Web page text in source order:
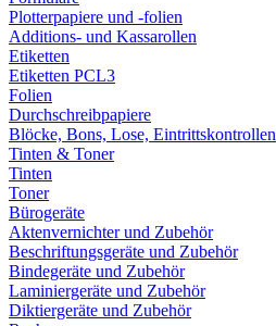
Plotterpapiere und -folien
Additions- und Kassarollen
Etiketten
Etiketten PCL3
Folien
Durchschreibpapiere
Blöcke, Bons, Lose, Eintrittskontrollen
Tinten & Toner
Tinten
Toner
Bürogeräte
Aktenvernichter und Zubehör
Beschriftungsgeräte und Zubehör
Bindegeräte und Zubehör
Laminiergeräte und Zubehör
Diktiergeräte und Zubehör